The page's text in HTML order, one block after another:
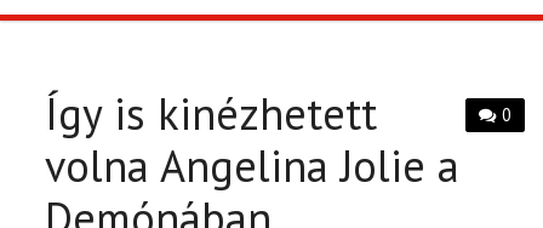
CIKK
PÓLÓ RENDELÉS
0
Így is kinézhetett
volna Angelina Jolie a